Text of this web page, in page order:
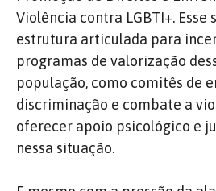
Violência contra LGBTI+. Esse
estrutura articulada para
programas de valorização
população, como comitês de
discriminação e combate a
oferecer apoio psicológico e
nessa situação.